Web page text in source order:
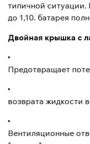
типичной ситуации.
до 1,10. батарея
Двойная крышка с
Предотвращает
возврата жидкости
Вентиляционные